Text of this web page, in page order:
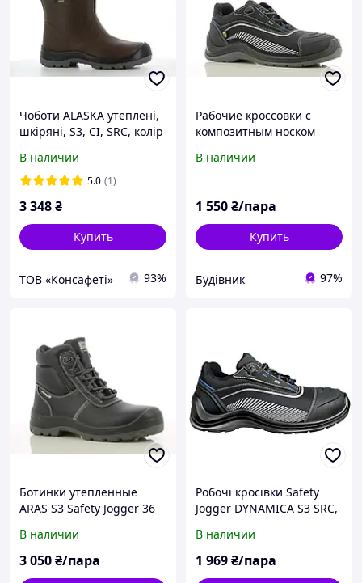
Чоботи ALASKA утеплені,
шкіряні, S3, CI, SRC, колір
В наличии
5.0 (1)
3 348₴
Купить
ТОВ «Консафеті» 93%
Рабочие кроссовки с
композитным носком
ESD лёгкие,
скольжению
В наличии
1 550₴/пара
Купить
Будівник 97%
Ботинки утепленные
ARAS S3 Safety Jogger 36
В наличии
3 050₴/пара
Робочі кросівки Safety
Jogger DYNAMICA S3 SRC,
вставка
В наличии
1 969₴/пара